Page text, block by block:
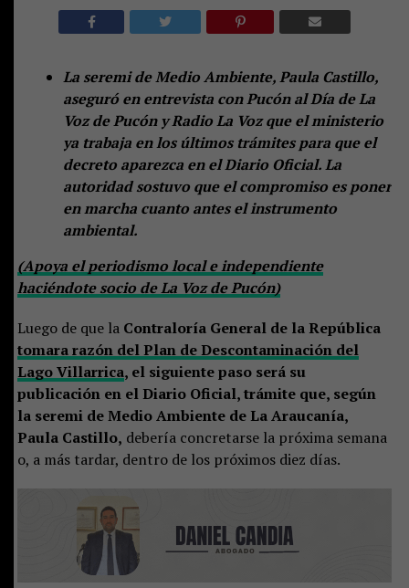
La seremi de Medio Ambiente, Paula Castillo,
aseguró en entrevista con Pucón al Día de La
Voz de Pucón y Radio La Voz que el ministerio
ya trabaja en los últimos trámites para que el
decreto aparezca en el Diario Oficial. La
autoridad sostuvo que el compromiso es poner
en marcha cuanto antes el instrumento
ambiental.
(Apoya el periodismo local e independiente
haciéndote socio de La Voz de Pucón)
Luego de que la Contraloría General de la República
tomara razón del Plan de Descontaminación del
Lago Villarrica, el siguiente paso será su
publicación en el Diario Oficial, trámite que, según
la seremi de Medio Ambiente de La Araucanía,
Paula Castillo, debería concretarse la próxima semana
o, a más tardar, dentro de los próximos diez días.